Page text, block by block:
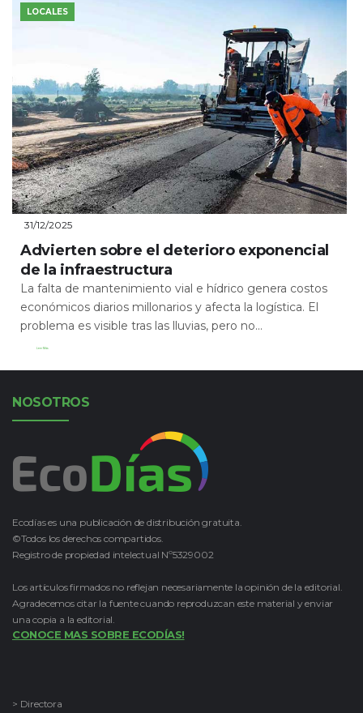
LOCALES
31/12/2025
Advierten sobre el deterioro exponencial
de la infraestructura
La falta de mantenimiento vial e hídrico genera costos
económicos diarios millonarios y afecta la logística. El
problema es visible tras las lluvias, pero no...
Leer Más
NOSOTROS
Ecodías es una publicación de distribución gratuita.
©Todos los derechos compartidos.
Registro de propiedad intelectual Nº5329002
Los artículos firmados no reflejan necesariamente la opinión de la editorial.
Agradecemos citar la fuente cuando reproduzcan este material y enviar
una copia a la editorial.
CONOCE MAS SOBRE ECODÍAS!
> Directora